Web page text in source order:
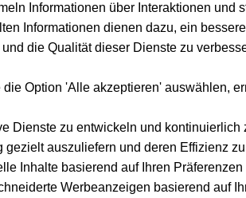
Startseite
Erleben Sie BTS live auf der Yet To Come
Informationen über Interaktionen und
Informationen dienen dazu, ein
die Qualität dieser Dienste zu
die Option 'Alle akzeptieren' auswählen,
Dienste zu entwickeln und kontinuierlich
gezielt auszuliefern und deren Effizienz
Inhalte basierend auf Ihren
Werbeanzeigen basierend auf